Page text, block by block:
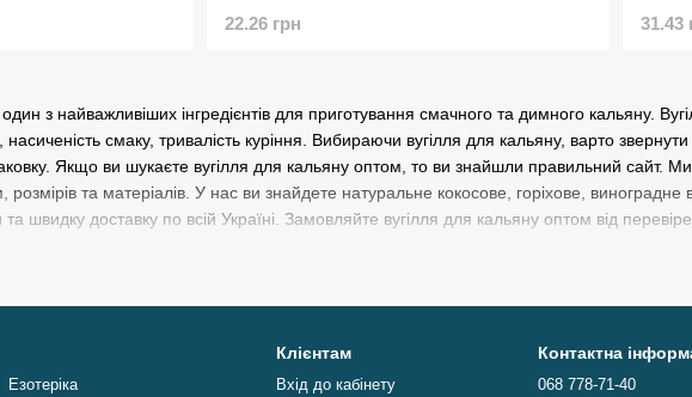
з найважливіших інгредієнтів для приготування смачного та димного кальяну.
смаку, тривалість куріння. Вибираючи вугілля для кальяну, варто
Якщо ви шукаєте вугілля для кальяну оптом, то ви знайшли правильний сайт.
розмірів та матеріалів. У нас ви знайдете натуральне кокосове, горіхове,
та швидку доставку по всій Україні. Замовляйте вугілля для кальяну оптом від
22.26 грн
31.43
Езотеріка
Клієнтам
Вхід до кабінету
Контактна
068 778-71-40